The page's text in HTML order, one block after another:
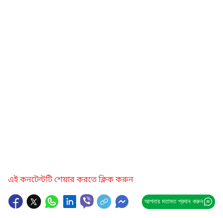
এই কনটেন্টটি শেয়ার করতে ক্লিক করুন
আপনার মতামত প্রদান করুন